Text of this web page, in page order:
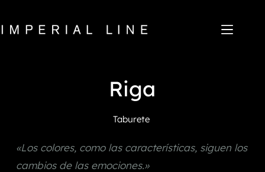
contenido
Home
Productos
Mercado
Descargar
Contacto
Riga
Taburete
«Los colores, como las características, siguen los
cambios de las emociones.»